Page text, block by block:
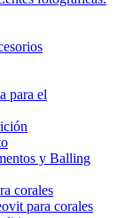
para el
y Balling
corales
para corales